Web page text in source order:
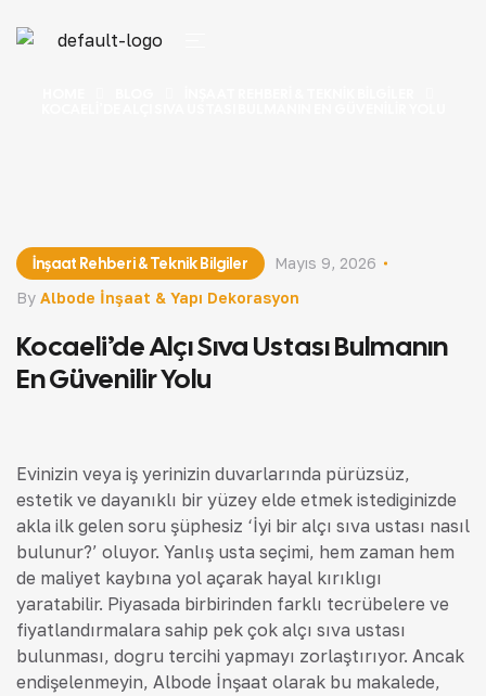
İnşaat Rehberi & Teknik Bilgiler
By Albode İnşaat & Yapı Dekorasyon
Mayıs 9, 2026
Kocaeli’de Alçı Sıva Ustası Bulmanın
En Güvenilir Yolu
Evinizin veya iş yerinizin duvarlarında pürüzsüz,
estetik ve dayanıklı bir yüzey elde etmek istediğinizde
akla ilk gelen soru şüphesiz ‘İyi bir alçı sıva ustası nasıl
bulunur?’ oluyor. Yanlış usta seçimi, hem zaman hem
de maliyet kaybına yol açarak hayal kırıklığı
yaratabilir. Piyasada birbirinden farklı tecrübelere ve
fiyatlandırmalara sahip pek çok alçı sıva ustası
bulunması, doğru tercihi yapmayı zorlaştırıyor. Ancak
endişelenmeyin, Albode İnşaat olarak bu makalede,